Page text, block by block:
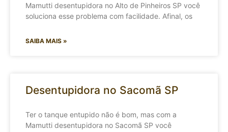
Mamutti desentupidora no Alto de Pinheiros SP você
soluciona esse problema com facilidade. Afinal, os
SAIBA MAIS »
Desentupidora no Sacomã SP
Ter o tanque entupido não é bom, mas com a
Mamutti desentupidora no Sacomã SP você